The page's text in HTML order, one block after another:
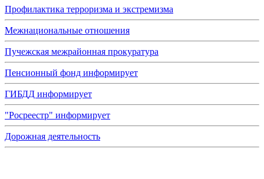
Профилактика терроризма и экстремизма
Межнациональные отношения
Пучежская межрайонная прокуратура
Пенсионный фонд информирует
ГИБДД информирует
"Росреестр" информирует
Дорожная деятельность